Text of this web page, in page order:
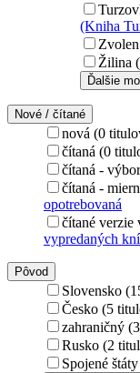
(Kniha
Žilina
Ďalšie
Nové / čítané
nová (0
čítaná (0
čítaná -
čítaná -
opotrebovaná
čítané
vypredaných
Pôvod
Slovensko
Česko (5
zahraničný
Rusko (2
Spojené